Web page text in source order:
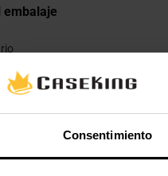
Consentimiento
embalaje